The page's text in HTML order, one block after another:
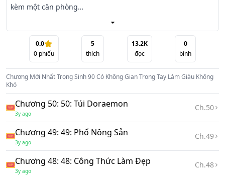
kèm một căn phòng
bán quần áo. Với bàn tay này, cô đã thành lập một đế chế
kinh doanh cho
riêng mình.
Tuy nhiên, dường như ý chí kiên cường của Tô Vi Vi lại
không chịu nổi khi đứng trước khuôn mặt đẹp trai của anh
trai hàng xóm. Để
có được sự quan tâm của anh ta, Tô Vi Vi đã từ bỏ nguyên
tắc không kết hôn một cách sớm hơn dự định.
Nhưng liệu tất cả những nỗ lực của cô có đáng giá khi Cố
Dung Thời, anh chàng hàng xóm đó, lại tỏ ra không chịu
0.0
0phiếu
5
thích
13.2K
đọc
0
bình
Chương Mới NhấtTrọng Sinh 90 Có Không Gian Trong Tay Làm Giàu Không
Khó
Chương 50: 50: Túi Doraemon
3y ago
Ch.50
Chương 49: 49: Phố Nông Sản
3y ago
Ch.49
Chương 48: 48: Công Thức Làm Đẹp
3y ago
Ch.48